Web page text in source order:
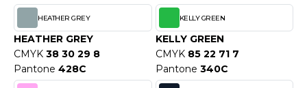
SERIE
HEATHER GREY
HEATHER GREY
CMYK 38 30 29 8
Pantone 428C
KELLY GREEN
KELLY GREEN
CMYK 85 22 71 7
Pantone 340C